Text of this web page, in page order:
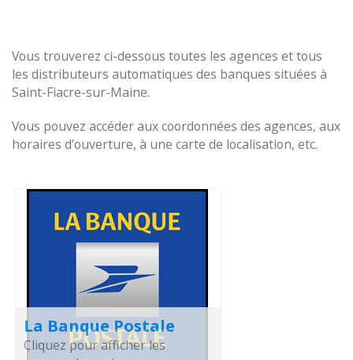
Vous trouverez ci-dessous toutes les agences et tous
les distributeurs automatiques des banques situées à
Saint-Fiacre-sur-Maine.
Vous pouvez accéder aux coordonnées des agences, aux
horaires d’ouverture, à une carte de localisation, etc.
La Banque Postale
Cliquez pour afficher les